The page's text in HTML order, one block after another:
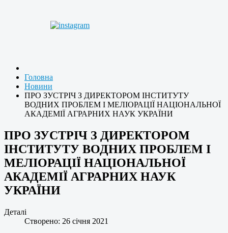
Головна
Новини
ПРО ЗУСТРІЧ З ДИРЕКТОРОМ ІНСТИТУТУ
ВОДНИХ ПРОБЛЕМ І МЕЛІОРАЦІЇ НАЦІОНАЛЬНОЇ
АКАДЕМІЇ АГРАРНИХ НАУК УКРАЇНИ
ПРО ЗУСТРІЧ З ДИРЕКТОРОМ
ІНСТИТУТУ ВОДНИХ ПРОБЛЕМ І
МЕЛІОРАЦІЇ НАЦІОНАЛЬНОЇ
АКАДЕМІЇ АГРАРНИХ НАУК
УКРАЇНИ
Деталі
Створено: 26 січня 2021